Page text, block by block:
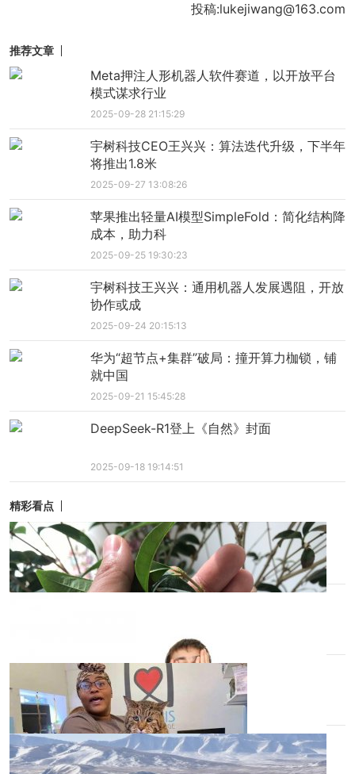
投稿:lukejiwang@163.com
推荐文章
Meta押注人形机器人软件赛道，以开放平台
模式谋求行业
2025-09-28 21:15:29
宇树科技CEO王兴兴：算法迭代升级，下半年
将推出1.8米
2025-09-27 13:08:26
苹果推出轻量AI模型SimpleFold：简化结构降
成本，助力科
2025-09-25 19:30:23
宇树科技王兴兴：通用机器人发展遇阻，开放
协作或成
2025-09-24 20:15:13
华为“超节点+集群”破局：撞开算力枷锁，铺
就中国
2025-09-21 15:45:28
DeepSeek-R1登上《自然》封面
2025-09-18 19:14:51
精彩看点
养鱼养龟日记
1小时前
宠物胖胖的很可爱？
1小时前
2023 年 3 月 1 日 施行西藏发布最新《条
例》养狗养猫有